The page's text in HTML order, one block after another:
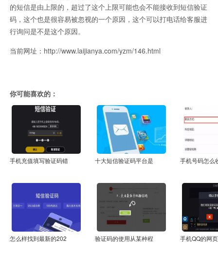
的短信是由上限的，超过了这个上限可能也会不能接收到短信验证
码，这个也是很容易被忽视的一个原因，这个可以打电话给客服进
行询问是不是这个原因。
当前网址：http://www.laijianya.com/yzm/146.html
你可能喜欢的：
手机充值填写验证码错 十大短信验证码平台是 手机号码怎么
怎么样找到最新的202 验证码的使用从某种程 手机QQ的网